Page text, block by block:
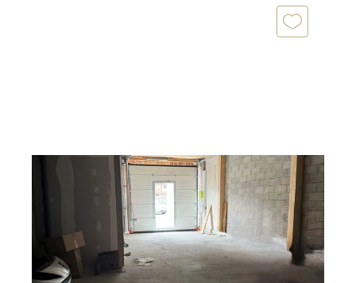
ST PIERRE EN FAUCIGNY 74
à vendre
171 500 €